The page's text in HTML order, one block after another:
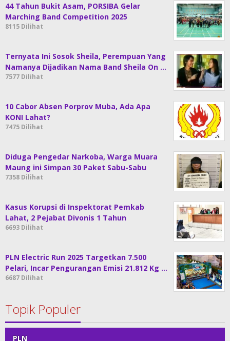
44 Tahun Bukit Asam, PORSIBA Gelar
Marching Band Competition 2025
8115 Dilihat
Ternyata Ini Sosok Sheila, Perempuan Yang
Namanya Dijadikan Nama Band Sheila On …
7577 Dilihat
10 Cabor Absen Porprov Muba, Ada Apa
KONI Lahat?
7475 Dilihat
Diduga Pengedar Narkoba, Warga Muara
Maung ini Simpan 30 Paket Sabu-Sabu
7358 Dilihat
Kasus Korupsi di Inspektorat Pemkab
Lahat, 2 Pejabat Divonis 1 Tahun
6693 Dilihat
PLN Electric Run 2025 Targetkan 7.500
Pelari, Incar Pengurangan Emisi 21.812 Kg …
6687 Dilihat
Topik Populer
PLN